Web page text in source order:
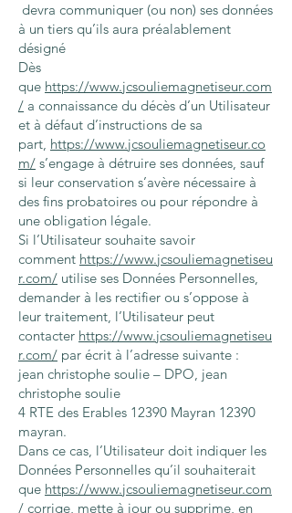
devra communiquer (ou non) ses données
à un tiers qu’ils aura préalablement
désigné
Dès
que https://www.jcsouliemagnetiseur.com
/ a connaissance du décès d’un Utilisateur
et à défaut d’instructions de sa
part, https://www.jcsouliemagnetiseur.co
m/ s’engage à détruire ses données, sauf
si leur conservation s’avère nécessaire à
des fins probatoires ou pour répondre à
une obligation légale.
Si l’Utilisateur souhaite savoir
comment https://www.jcsouliemagnetiseu
r.com/ utilise ses Données Personnelles,
demander à les rectifier ou s’oppose à
leur traitement, l’Utilisateur peut
contacter https://www.jcsouliemagnetiseu
r.com/ par écrit à l’adresse suivante :
jean christophe soulie – DPO, jean
christophe soulie
4 RTE des Erables 12390 Mayran 12390
mayran.
Dans ce cas, l’Utilisateur doit indiquer les
Données Personnelles qu’il souhaiterait
que https://www.jcsouliemagnetiseur.com
/ corrige, mette à jour ou supprime, en